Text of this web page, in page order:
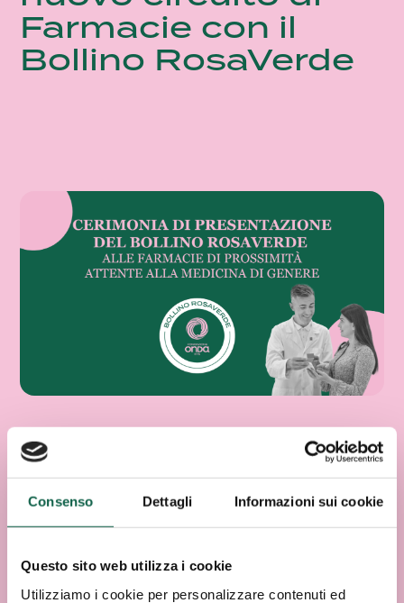
Consenso Dettagli Informazioni sui cookie
Questo sito web utilizza i cookie
Utilizziamo i cookie per personalizzare contenuti ed
Farmacie con il
Bollino RosaVerde